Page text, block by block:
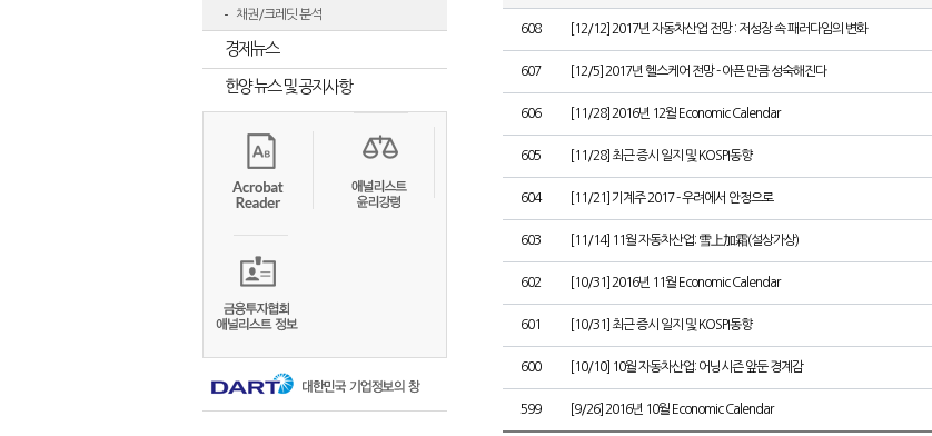
채권/크레딧 분석
경제뉴스
한양 뉴스 및 공지사항
608 [12/12] 2017년 자동차산업 전망 : 저성장 속 패러다임의 변화
607 [12/5] 2017년 헬스케어 전망 - 아픈 만큼 성숙해진다
606 [11/28] 2016년 12월 Economic Calendar
605 [11/28] 최근 증시 일지 및 KOSPI동향
604 [11/21] 기계주 2017 - 우려에서 안정으로
603 [11/14] 11월 자동차산업: 雪上加霜(설상가상)
602 [10/31] 2016년 11월 Economic Calendar
601 [10/31] 최근 증시 일지 및 KOSPI동향
600 [10/10] 10월 자동차산업: 어닝시즌 앞둔 경계감
599 [9/26] 2016년 10월 Economic Calendar